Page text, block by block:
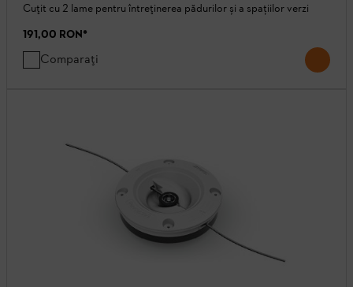
Cuțit cu 2 lame pentru întreținerea pădurilor și a spaţiilor verzi
191,00 RON*
Comparați